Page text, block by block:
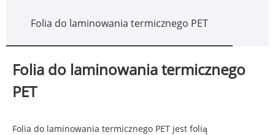
Folia do laminowania termicznego PET
Folia do laminowania termicznego
PET
Folia do laminowania termicznego PET jest folią